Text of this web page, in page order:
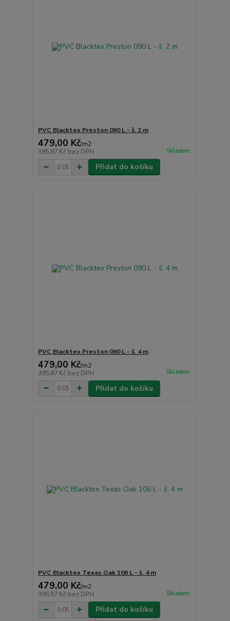
PVC Blacktex Preston 090 L - š. 2 m
479,00 Kč/m2
395,87 Kč bez DPH Skladem
Přidat do košíku
PVC Blacktex Preston 090 L - š. 4 m
479,00 Kč/m2
395,87 Kč bez DPH Skladem
Přidat do košíku
PVC Blacktex Texas Oak 106 L - š. 4 m
479,00 Kč/m2
395,87 Kč bez DPH Skladem
Přidat do košíku